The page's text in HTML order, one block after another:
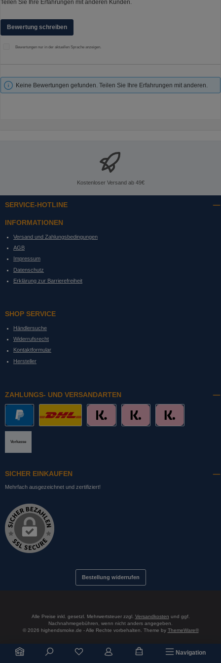
Navigation
Du hast 0 Produkte auf dem Merkzettel
Teilen Sie Ihre Erfahrungen mit anderen Kunden.
Bewertung schreiben
Bewertungen nur in der aktuellen Sprache anzeigen.
Keine Bewertungen gefunden. Teilen Sie Ihre Erfahrungen mit anderen.
Kostenloser Versand ab 49€
SERVICE-HOTLINE
INFORMATIONEN
Versand und Zahlungsbedingungen
AGB
Impressum
Datenschutz
Erklärung zur Barrierefreiheit
SHOP SERVICE
Händlersuche
Widerrufsrecht
Kontaktformular
Hersteller
ZAHLUNGS- UND VERSANDARTEN
Vorkasse
SICHER EINKAUFEN
Mehrfach ausgezeichnet und zertifiziert!
Bestellung widerrufen
Alle Preise inkl. gesetzl. Mehrwertsteuer zzgl. Versandkosten und ggf.
Nachnahmegebühren, wenn nicht anders angegeben.
© 2026 highendsmoke.de - Alle Rechte vorbehalten. Theme by ThemeWare®